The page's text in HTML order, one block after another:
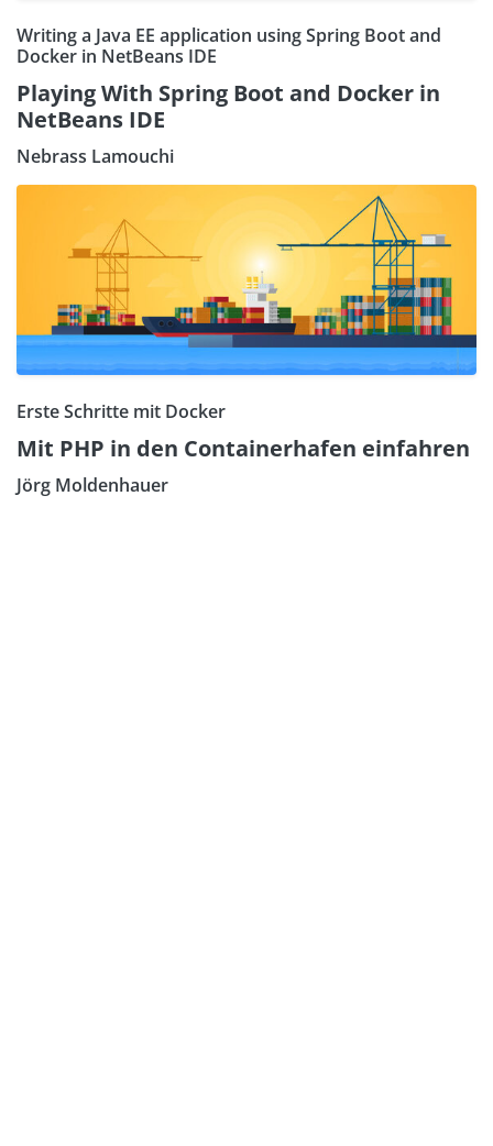
Writing a Java EE application using Spring Boot and
Docker in NetBeans IDE
Playing With Spring Boot and Docker in
NetBeans IDE
Nebrass Lamouchi
Erste Schritte mit Docker
Mit PHP in den Containerhafen einfahren
Jörg Moldenhauer